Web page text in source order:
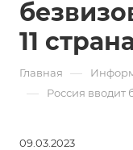
11
Главная —
— Россия вводит
09.03.2023